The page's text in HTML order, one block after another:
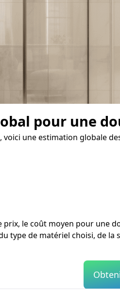
pour une
voici une estimation globale
le coût moyen pour une
type de matériel choisi, de la